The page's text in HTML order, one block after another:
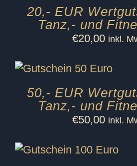
20,- EUR
Tanz,- und
€20,00 inkl.
50,- EUR
Tanz,- und
€50,00 inkl.